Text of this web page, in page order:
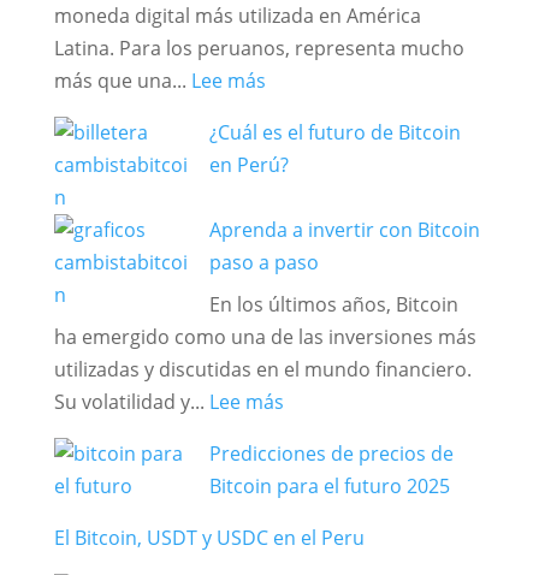
en
Perú?
moneda digital más utilizada en América
Latina. Para los peruanos, representa mucho
más que una... Lee más:
completa:
7
clave
del
USDT
(Tether)
que
todo
debería
conocer
en
¿Cuál es el futuro de Bitcoin
en Perú?
Aprenda a invertir con Bitcoin
paso a paso
En los últimos años, Bitcoin
ha emergido como una de las inversiones más
utilizadas y discutidas en el mundo financiero.
Su volatilidad y... Lee más:
a
invertir
con
Predicciones de precios de
Bitcoin para el futuro 2025
El Bitcoin, USDT y USDC en el Peru